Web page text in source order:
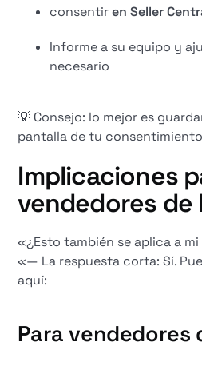
consentiren Seller
Informe a su equipo y
necesario
💡 Consejo: lo mejor es
pantalla de tu
Implicaciones
vendedores de
«¿Esto también se aplica a
«— La respuesta corta: Sí.
aquí:
Para vendedores